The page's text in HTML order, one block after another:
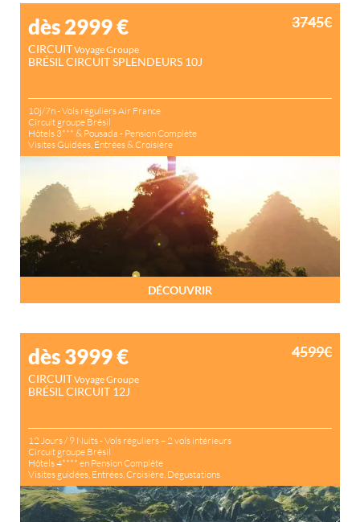
dès 2999€
CIRCUITVoyage Groupe
BRÉSIL CIRCUIT SPLENDEURS 10J
10j/7n - Vols réguliers Air France
Circuit groupe Brésil
Hôtels 3*** & Pousada - Pension Complète
Visites Guidées, Entrées & Croisière
DÉCOUVRIR
3745€
dès 3999€
CIRCUITVoyage Groupe
BRÉSIL CIRCUIT 12J
12 Jours / 9 Nuits - Vols réguliers – 2 vols intérieurs
Circuit groupe Brésil
Hôtels 4**** en Pension Complète
Visites guidées, Entrées, Croisière, Dégustations
4599€